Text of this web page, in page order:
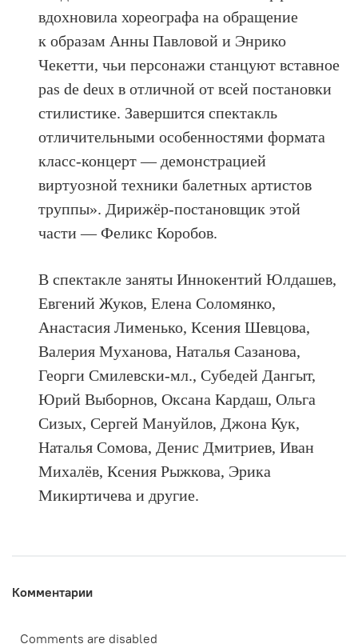
вдохновила хореографа на обращение
к образам Анны Павловой и Энрико
Чекетти, чьи персонажи станцуют вставное
pas de deux в отличной от всей постановки
стилистике. Завершится спектакль
отличительными особенностями формата
класс-концерт — демонстрацией
виртуозной техники балетных артистов
труппы». Дирижёр-постановщик этой
части — Феликс Коробов.
В спектакле заняты Иннокентий Юлдашев,
Евгений Жуков, Елена Соломянко,
Анастасия Лименько, Ксения Шевцова,
Валерия Муханова, Наталья Сазанова,
Георги Смилевски-мл., Субедей Дангыт,
Юрий Выборнов, Оксана Кардаш, Ольга
Сизых, Сергей Мануйлов, Джона Кук,
Наталья Сомова, Денис Дмитриев, Иван
Михалёв, Ксения Рыжкова, Эрика
Микиртичева и другие.
Комментарии
Comments are disabled